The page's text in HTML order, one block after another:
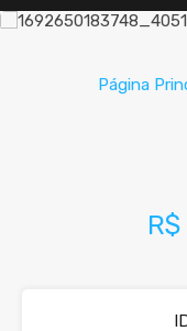
Página